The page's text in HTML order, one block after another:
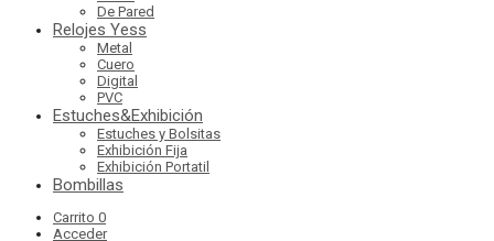
De Pared
Relojes Yess
Metal
Cuero
Digital
PVC
Estuches&Exhibición
Estuches y Bolsitas
Exhibición Fija
Exhibición Portatil
Bombillas
Carrito 0
Acceder